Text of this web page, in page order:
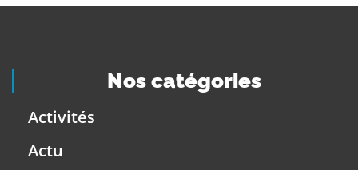
Nos catégories
Activités
Actu